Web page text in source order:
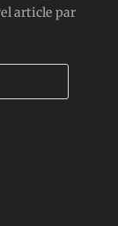
article par